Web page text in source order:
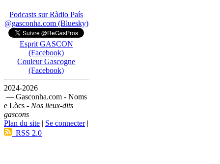
Podcasts sur Ràdio País
@gasconha.com (Bluesky)
Esprit GASCON
(Facebook)
Couleur Gascogne
(Facebook)
2024-2026
— Gasconha.com - Noms
e Lòcs - Nos lieux-dits
gascons
Plan du site | Se connecter|
RSS 2.0